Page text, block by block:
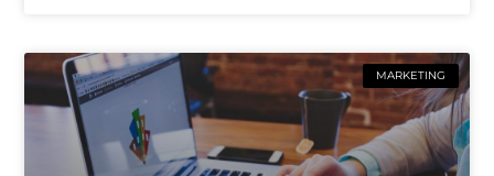
MARKETING